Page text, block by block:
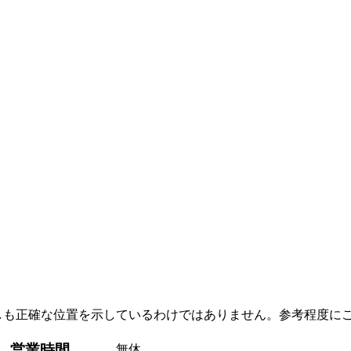
正確な位置を示しているわけではありません。参考程度に